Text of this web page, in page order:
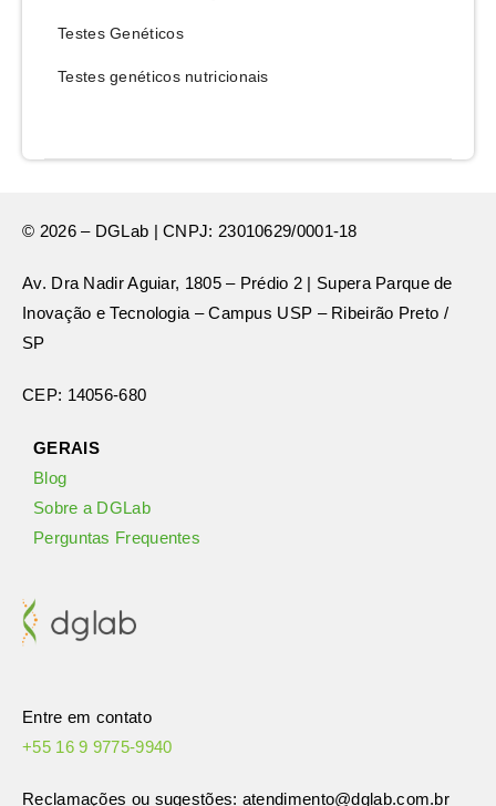
Testes Genéticos
Testes genéticos nutricionais
© 2026 – DGLab | CNPJ: 23010629/0001-18
Av. Dra Nadir Aguiar, 1805 – Prédio 2 | Supera Parque de
Inovação e Tecnologia – Campus USP – Ribeirão Preto /
SP
CEP: 14056-680
GERAIS
Blog
Sobre a DGLab
Perguntas Frequentes
Entre em contato
+55 16 9 9775-9940
Reclamações ou sugestões: atendimento@dglab.com.br